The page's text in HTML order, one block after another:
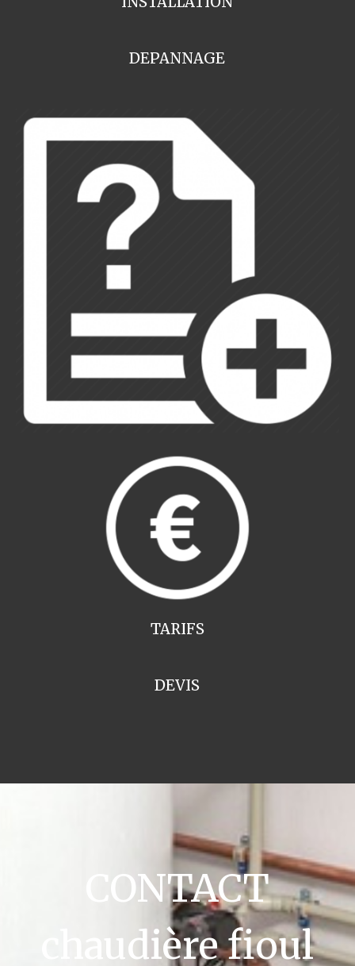
DEPANNAGE
TARIFS
DEVIS
CONTACT
chaudière fioul